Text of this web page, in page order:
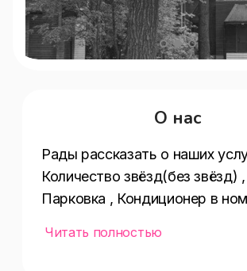
О нас
Рады рассказать о наших
Количество звёзд(без звёзд) ,
Парковка , Кондиционер в
Читать полностью